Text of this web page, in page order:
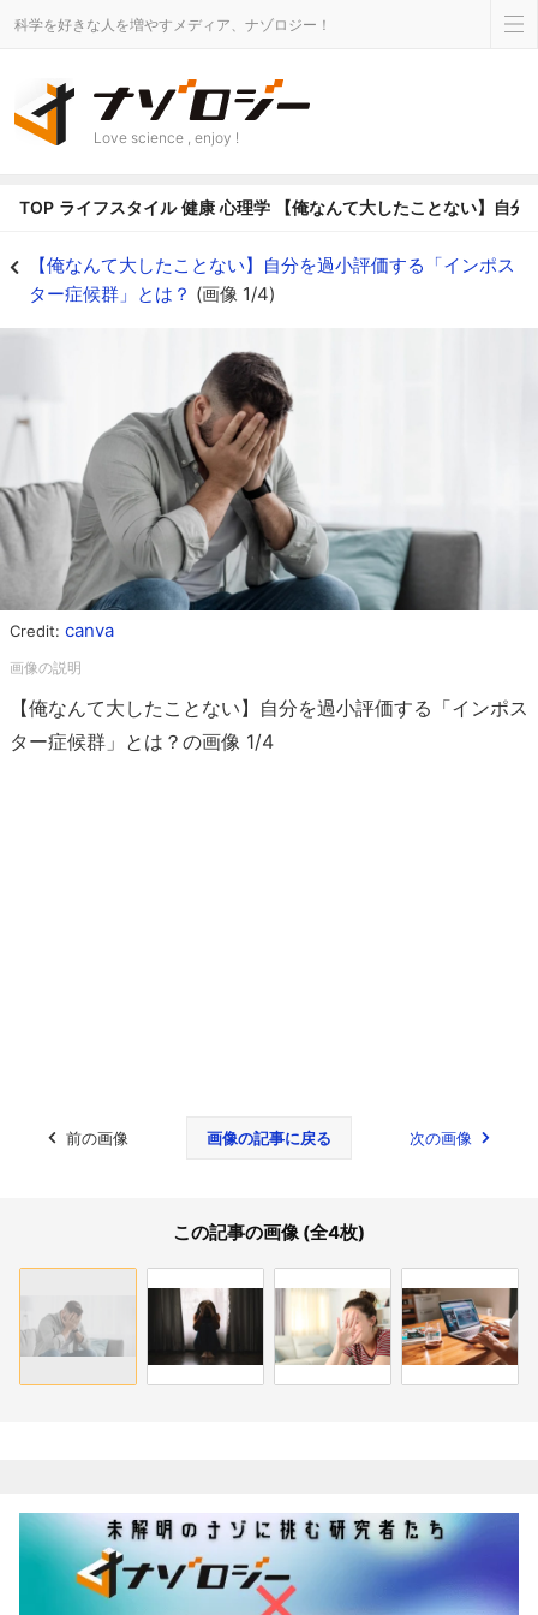
科学を好きな人を増やすメディア、ナゾロジー！
Love science , enjoy !
TOP ライフスタイル 健康 心理学 【俺なんて大したことない】自
【俺なんて大したことない】自分を過小評価する「インポス
ター症候群」とは？ (画像 1/4)
Credit: canva
【俺なんて大したことない】自分を過小評価する「インポス
ター症候群」とは？の画像 1/4
前の画像 画像の記事に戻る 次の画像
この記事の画像 (全4枚)